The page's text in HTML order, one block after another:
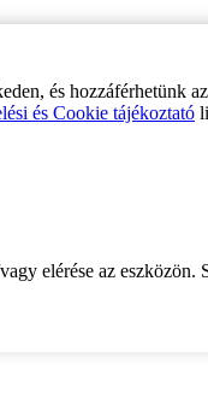
és hozzáférhetünk
és Cookie tájékoztató
elérése az eszközön.